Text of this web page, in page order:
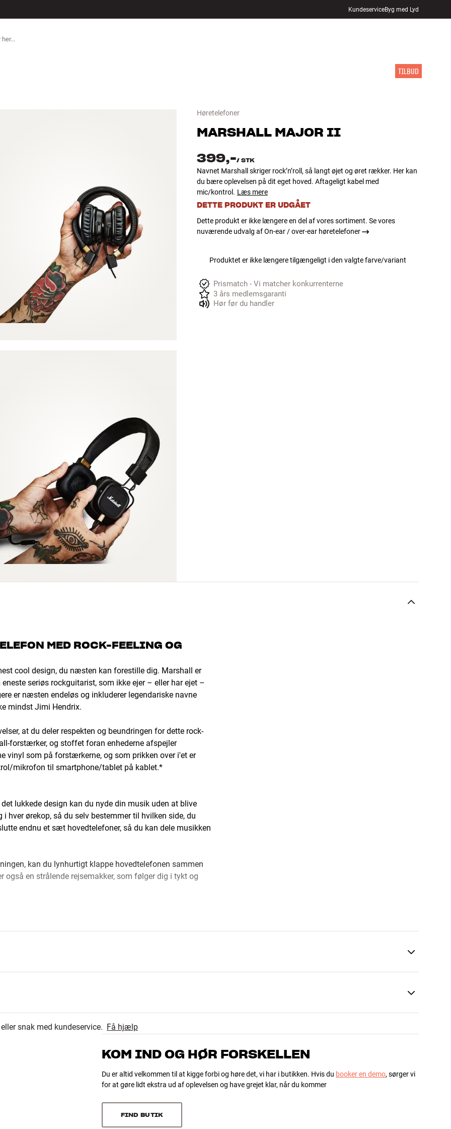
KundeserviceByg med Lyd
TILBUD
Høretelefoner
MARSHALL MAJOR II
399,-/ STK
Navnet Marshall skriger rock’n’roll, så langt øjet og øret rækker. Her kan
du bære oplevelsen på dit eget hoved. Aftageligt kabel med
mic/kontrol. Læs mere
DETTE PRODUKT ER UDGÅET
Dette produkt er ikke længere en del af vores sortiment. Se vores
nuværende udvalg af On-ear / over-ear høretelefoner
Produktet er ikke længere tilgængeligt i den valgte farve/variant
Prismatch - Vi matcher konkurrenterne
3 års medlemsgaranti
Hør før du handler
MED ROCK-FEELING OG
cool design, du næsten kan forestille dig. Marshall er
seriøs rockguitarist, som ikke ejer – eller har ejet –
er næsten endeløs og inkluderer legendariske navne
mindst Jimi Hendrix.
at du deler respekten og beundringen for dette rock-
forstærker, og stoffet foran enhederne afspejler
vinyl som på forstærkerne, og som prikken over i'et er
mikrofon til smartphone/tablet på kablet.*
lukkede design kan du nyde din musik uden at blive
hver ørekop, så du selv bestemmer til hvilken side, du
endnu et sæt hovedtelefoner, så du kan dele musikken
kan du lynhurtigt klappe hovedtelefonen sammen
en strålende rejsemakker, som følger dig i tykt og
med netop din smartphone.
snak med kundeservice. Få hjælp
KOM IND OG HØR FORSKELLEN
Du er altid velkommen til at kigge forbi og høre det, vi har i butikken. Hvis du booker en demo, sørger vi
for at gøre lidt ekstra ud af oplevelsen og have grejet klar, når du kommer
FIND BUTIK